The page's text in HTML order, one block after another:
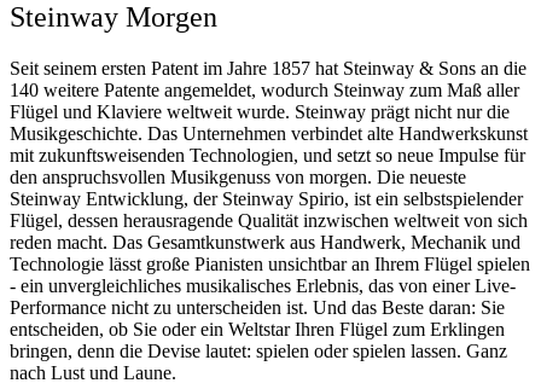
Steinway Morgen
Seit seinem ersten Patent im Jahre 1857 hat Steinway ⁠&⁠ Sons an die
140 weitere Patente angemeldet, wodurch Steinway zum Maß aller
Flügel und Klaviere weltweit wurde. Steinway prägt nicht nur die
Musikgeschichte. Das Unternehmen verbindet alte Handwerkskunst
mit zukunftsweisenden Technologien, und setzt so neue Impulse für
den anspruchsvollen Musikgenuss von morgen. Die neueste
Steinway Entwicklung, der Steinway Spirio, ist ein selbstspielender
Flügel, dessen herausragende Qualität inzwischen weltweit von sich
reden macht. Das Gesamtkunstwerk aus Handwerk, Mechanik und
Technologie lässt große Pianisten unsichtbar an Ihrem Flügel spielen
- ein unvergleichliches musikalisches Erlebnis, das von einer Live-
Performance nicht zu unterscheiden ist. Und das Beste daran: Sie
entscheiden, ob Sie oder ein Weltstar Ihren Flügel zum Erklingen
bringen, denn die Devise lautet: spielen oder spielen lassen. Ganz
nach Lust und Laune.